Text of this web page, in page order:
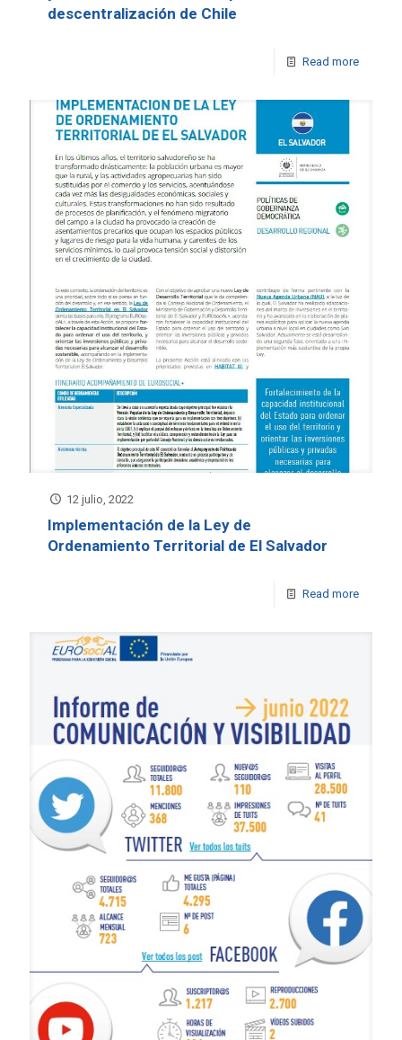
descentralización de Chile
Read more
12 julio, 2022
Implementación de la Ley de
Ordenamiento Territorial de El Salvador
Read more